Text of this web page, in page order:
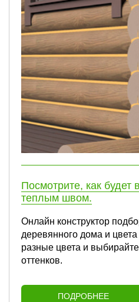
Посмотрите, как
теплым швом.
Онлайн конструктор
деревянного дома и цвета
разные цвета и
оттенков.
ПОДРОБНЕЕ